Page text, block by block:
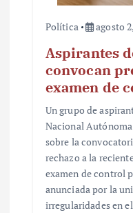
Política agosto
Aspirantes
convocan
examen de
Un grupo de
Nacional
sobre la
rechazo a la
examen de control
anunciada por la
irregularidades en